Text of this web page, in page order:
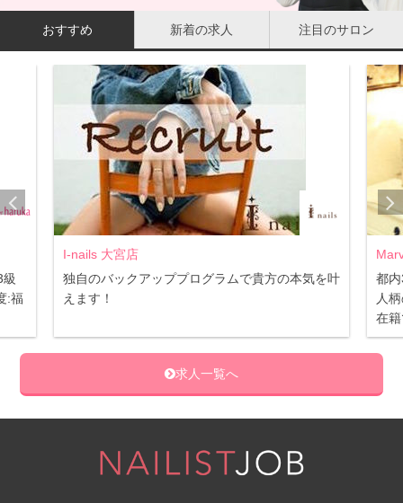
カーキやブラウンのいわゆるアースカラーと呼ばれる色
も、ベースは黄みがかっているのでよく馴染み使いやすい
でしょう。チークやリップに関しても、青みがかったもの
は避け、サーモンピンクやコーラル系の色を選ぶといいで
こうしたポイントメイクに黄みがかったカラーを使うのは
もちろんですが、ハイライトに使うホワイトもひと工夫。
イエローベース肌にはまぶしいくらい真っ白なカラーよ
り、クリームがかったホワイトが自然でしっくりきます。
たかがホワイト、されどホワイトで、小さなところにこだ
洋服の色味で顔色が変わる
の色味にも気をつけると、顔色がより引き立ちます。上半
おすすめ 新着の求人 注目のサロン
:福
I-nails 大宮店
独自のバックアッププログラムで貴方の本気を叶
えます！
都
人
在
求人一覧へ